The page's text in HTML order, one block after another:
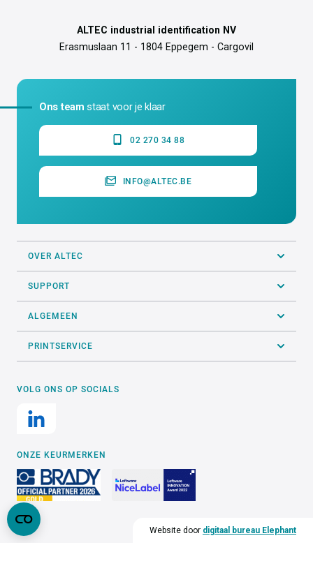
ALTEC industrial identification NV
Erasmuslaan 11 - 1804 Eppegem - Cargovil
Ons team staat voor je klaar
02 270 34 88
INFO@ALTEC.BE
OVER ALTEC
SUPPORT
ALGEMEEN
PRINTSERVICE
VOLG ONS OP SOCIALS
ONZE KEURMERKEN
Website door digitaal bureau Elephant